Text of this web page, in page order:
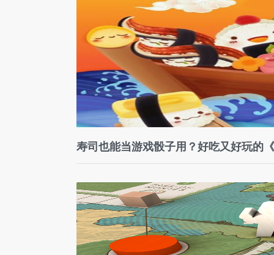
寿司也能当游戏骰子用？好吃又好玩的